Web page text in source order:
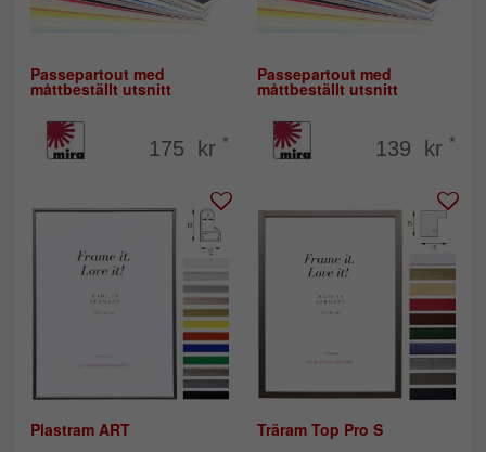
Passepartout med
måttbeställt utsnitt
175 kr *
Passepartout med
måttbeställt utsnitt
139 kr *
Plastram ART Träram Top Pro S